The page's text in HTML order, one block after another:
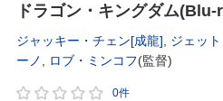
ドラゴン・キングダム
ジャッキー・チェン[成龍] ジェッ
ーノ
ロブ・ミンコフ(監督)
0件